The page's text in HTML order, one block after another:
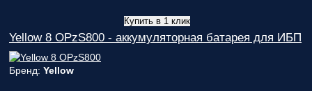
Купить в 1 клик
Yellow 8 OPzS800 - аккумуляторная батарея для ИБП
Бренд: Yellow